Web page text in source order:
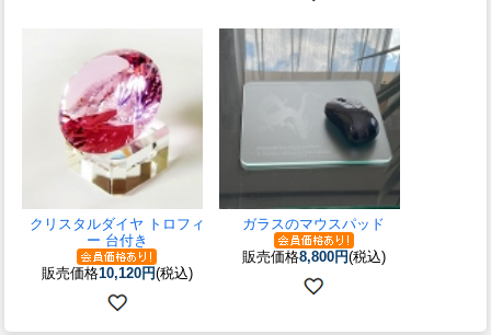
クリスタルダイヤ トロフィ
ー 台付き
販売価格10,120円(税込)
ガラスのマウスパッド
販売価格8,800円(税込)